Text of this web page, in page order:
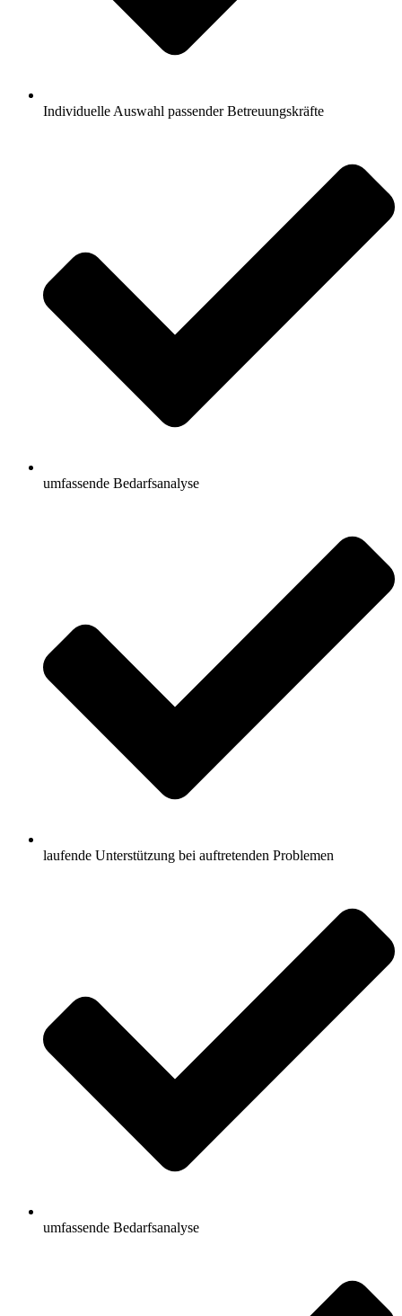
Individuelle Auswahl passender Betreuungskräfte
umfassende Bedarfsanalyse
laufende Unterstützung bei auftretenden Problemen
umfassende Bedarfsanalyse